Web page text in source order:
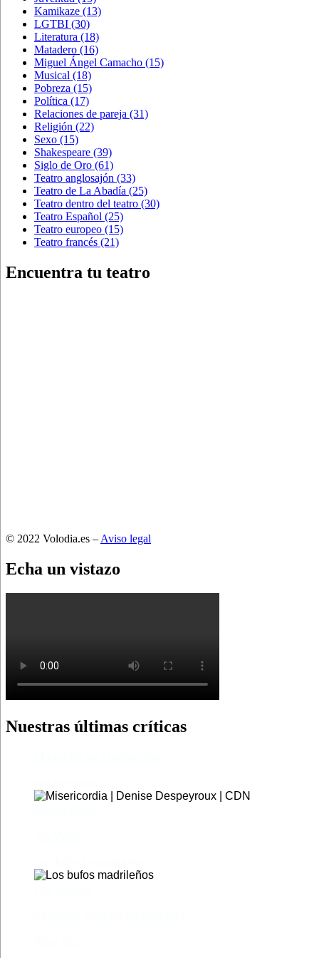
Kamikaze (13)
LGTBI (30)
Literatura (18)
Matadero (16)
Miguel Ángel Camacho (15)
Musical (18)
Pobreza (15)
Política (17)
Relaciones de pareja (31)
Religión (22)
Sexo (15)
Shakespeare (39)
Siglo de Oro (61)
Teatro anglosajón (33)
Teatro de La Abadía (25)
Teatro dentro del teatro (30)
Teatro Español (25)
Teatro europeo (15)
Teatro francés (21)
Encuentra tu teatro
© 2022 Volodia.es – Aviso legal
Echa un vistazo
Nuestras últimas críticas